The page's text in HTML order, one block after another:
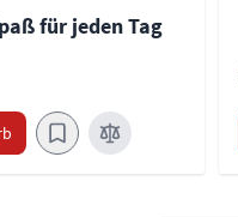
für jeden Tag